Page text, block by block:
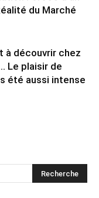
du Marché
à découvrir chez
Le plaisir de
été aussi intense